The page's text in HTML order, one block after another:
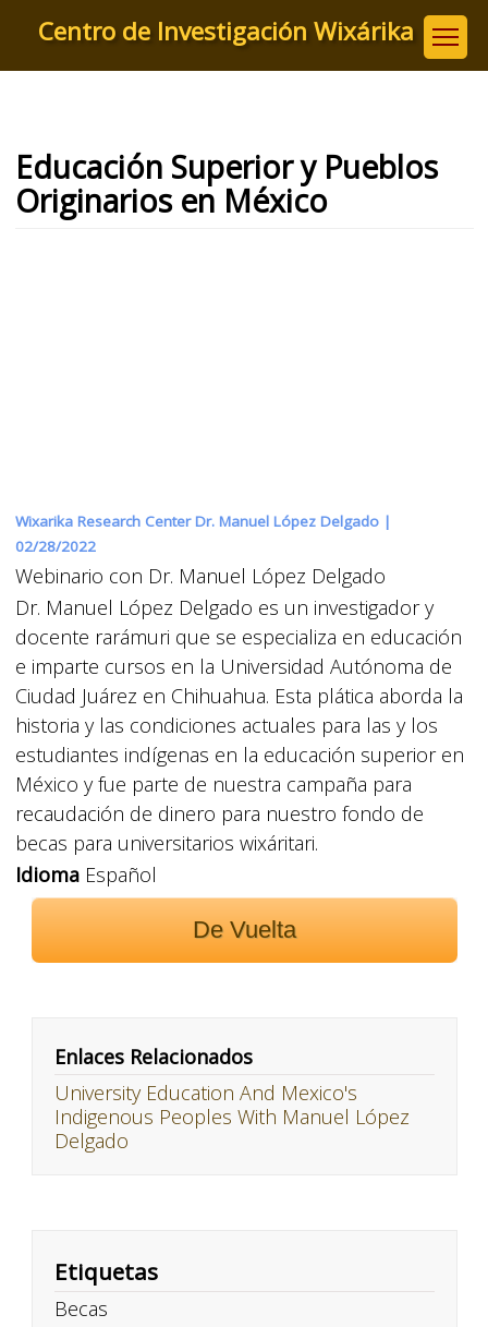
principal
Centro de Investigación Wixárika
Educación Superior y Pueblos
Originarios en México
Wixarika Research Center Dr. Manuel López Delgado |
02/28/2022
Webinario con Dr. Manuel López Delgado
Dr. Manuel López Delgado es un investigador y
docente rarámuri que se especializa en educación
e imparte cursos en la Universidad Autónoma de
Ciudad Juárez en Chihuahua. Esta plática aborda la
historia y las condiciones actuales para las y los
estudiantes indígenas en la educación superior en
México y fue parte de nuestra campaña para
recaudación de dinero para nuestro fondo de
becas para universitarios wixáritari.
IdiomaEspañol
De Vuelta
Enlaces Relacionados
University Education And Mexico's
Indigenous Peoples With Manuel López
Delgado
Etiquetas
Becas